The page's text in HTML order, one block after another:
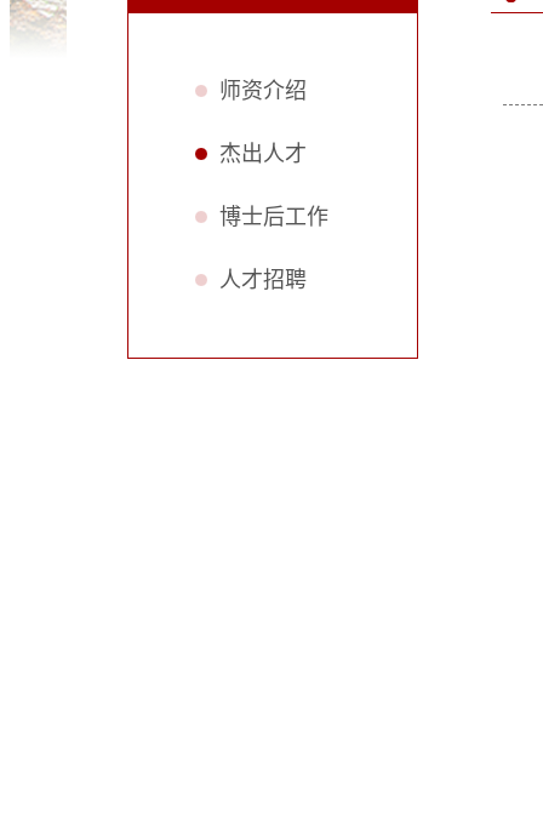
师资介绍
杰出人才
博士后工作
人才招聘